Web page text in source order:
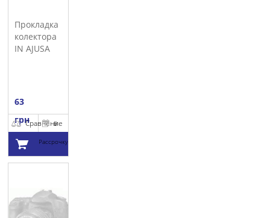
Прокладка
колектора
IN AJUSA
63
грнСравнение
В
Рассрочку
корзину